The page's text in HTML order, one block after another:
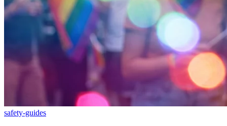
safety-guides